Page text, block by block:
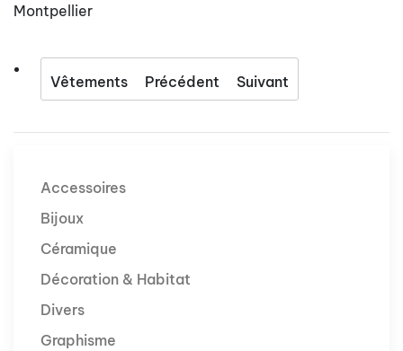
Montpellier
Vêtements Précédent Suivant
Accessoires
Bijoux
Céramique
Décoration & Habitat
Divers
Graphisme